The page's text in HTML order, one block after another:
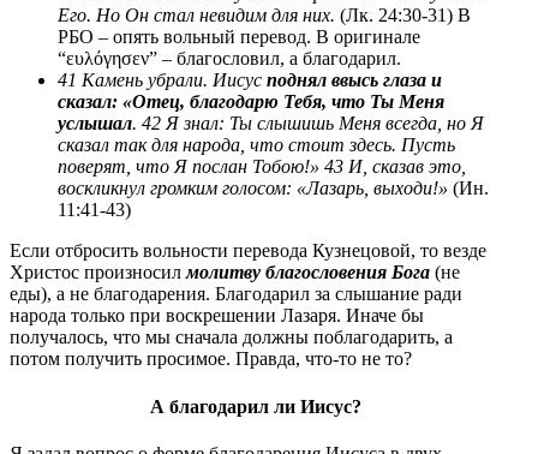
Его. Но Он стал невидим для них. (Лк. 24:30-31) В
РБО – опять вольный перевод. В оригинале
“ευλόγησεν” – благословил, а благодарил.
41 Камень убрали. Иисус поднял ввысь глаза и
сказал: «Отец, благодарю Тебя, что Ты Меня
услышал. 42 Я знал: Ты слышишь Меня всегда, но Я
сказал так для народа, что стоит здесь. Пусть
поверят, что Я послан Тобою!» 43 И, сказав это,
воскликнул громким голосом: «Лазарь, выходи!» (Ин.
11:41-43)
Если отбросить вольности перевода Кузнецовой, то везде
Христос произносилмолитву благословения Бога (не
еды), а не благодарения. Благодарил за слышание ради
народа только при воскрешении Лазаря. Иначе бы
получалось, что мы сначала должны поблагодарить, а
потом получить просимое. Правда, что-то не то?
А благодарил ли Иисус?